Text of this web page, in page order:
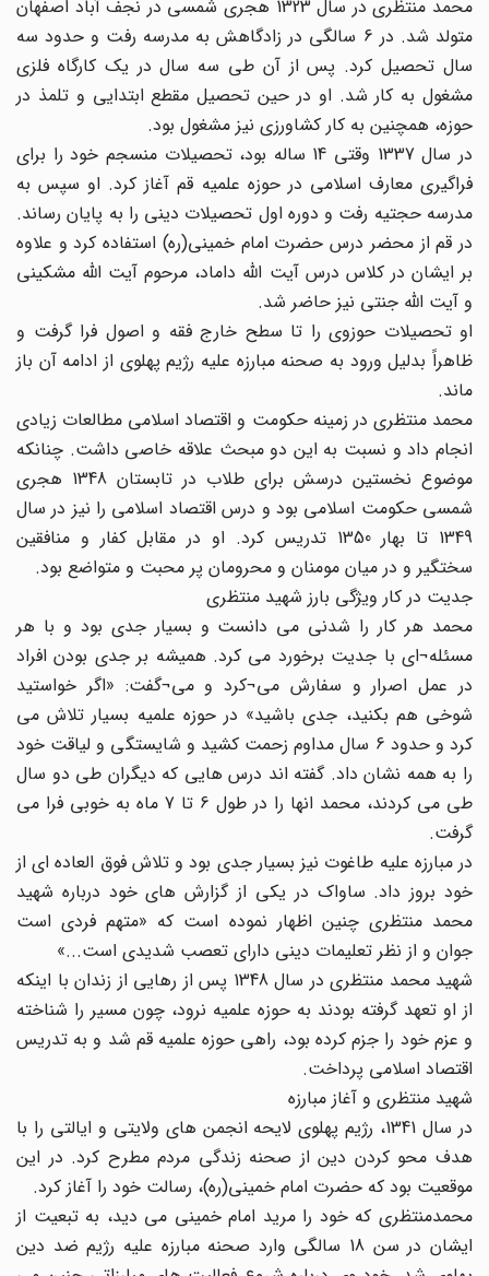
محمد منتظری در سال 1323 هجری شمسی در نجف آباد اصفهان
متولد شد. در 6 سالگی در زادگاهش به مدرسه رفت و حدود سه
سال تحصیل کرد. پس از آن طی سه سال در یک کارگاه فلزی
مشغول به کار شد. او در حین تحصیل مقطع ابتدایی و تلمذ در
حوزه، همچنین به کار کشاورزی نیز مشغول بود.
در سال 1337 وقتی 14 ساله بود، تحصیلات منسجم خود را برای
فراگیری معارف اسلامی در حوزه علمیه قم آغاز کرد. او سپس به
مدرسه حجتیه رفت و دوره اول تحصیلات دینی را به پایان رساند.
در قم از محضر درس حضرت امام خمینی(ره) استفاده کرد و علاوه
بر ایشان در کلاس درس آیت الله داماد، مرحوم آیت الله مشکینی
و آیت الله جنتی نیز حاضر شد.
او تحصیلات حوزوی را تا سطح خارج فقه و اصول فرا گرفت و
ظاهراً بدلیل ورود به صحنه مبارزه علیه رژیم پهلوی از ادامه آن باز
ماند.
محمد منتظری در زمینه حکومت و اقتصاد اسلامی مطالعات زیادی
انجام داد و نسبت به این دو مبحث علاقه خاصی داشت. چنانکه
موضوع نخستین درسش برای طلاب در تابستان 1348 هجری
شمسی حکومت اسلامی بود و درس اقتصاد اسلامی را نیز در سال
1349 تا بهار 1350 تدریس کرد. او در مقابل کفار و منافقین
سختگیر و در میان مومنان و محرومان پر محبت و متواضع بود.
جدیت در کار ویژگی بارز شهید منتظری
محمد هر کار را شدنی می دانست و بسیار جدی بود و با هر
مسئله¬ای با جدیت برخورد می کرد. همیشه بر جدی بودن افراد
در عمل اصرار و سفارش می¬کرد و می¬گفت:‌ «اگر خواستید
شوخی هم بکنید، جدی باشید» در حوزه علمیه بسیار تلاش می
کرد و حدود 6 سال مداوم زحمت کشید و شایستگی و لیاقت خود
را به همه نشان داد. گفته اند درس هایی که دیگران طی دو سال
طی می کردند، محمد انها را در طول 6 تا 7 ماه به خوبی فرا می
گرفت.
در مبارزه علیه طاغوت نیز بسیار جدی بود و تلاش فوق العاده ای از
خود بروز داد. ساواک در یکی از گزارش های خود درباره شهید
محمد منتظری چنین اظهار نموده است که «متهم فردی است
جوان و از نظر تعلیمات دینی دارای تعصب شدیدی است...»
شهید محمد منتظری در سال 1348 پس از رهایی از زندان با اینکه
از او تعهد گرفته بودند به حوزه علمیه نرود، چون مسیر را شناخته
و عزم خود را جزم کرده بود، راهی حوزه علمیه قم شد و به تدریس
اقتصاد اسلامی پرداخت.
شهید منتظری و آغاز مبارزه
در سال 1341، رژیم پهلوی لایحه انجمن های ولایتی و ایالتی را با
هدف محو کردن دین از صحنه زندگی مردم مطرح کرد. در این
موقعیت بود که حضرت امام خمینی(ره)، رسالت خود را آغاز کرد.
محمدمنتظری که خود را مرید امام خمینی می دید، به تبعیت از
ایشان در سن 18 سالگی وارد صحنه مبارزه علیه رژیم ضد دین